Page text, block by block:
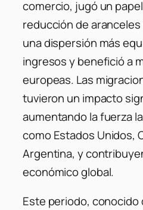
comercio, jugó un
reducción de
una dispersión más
ingresos y benefició a
europeas. Las
tuvieron un impacto
aumentando la fuerza
como Estados Unidos,
Argentina, y
económico global.
Este periodo, conocido